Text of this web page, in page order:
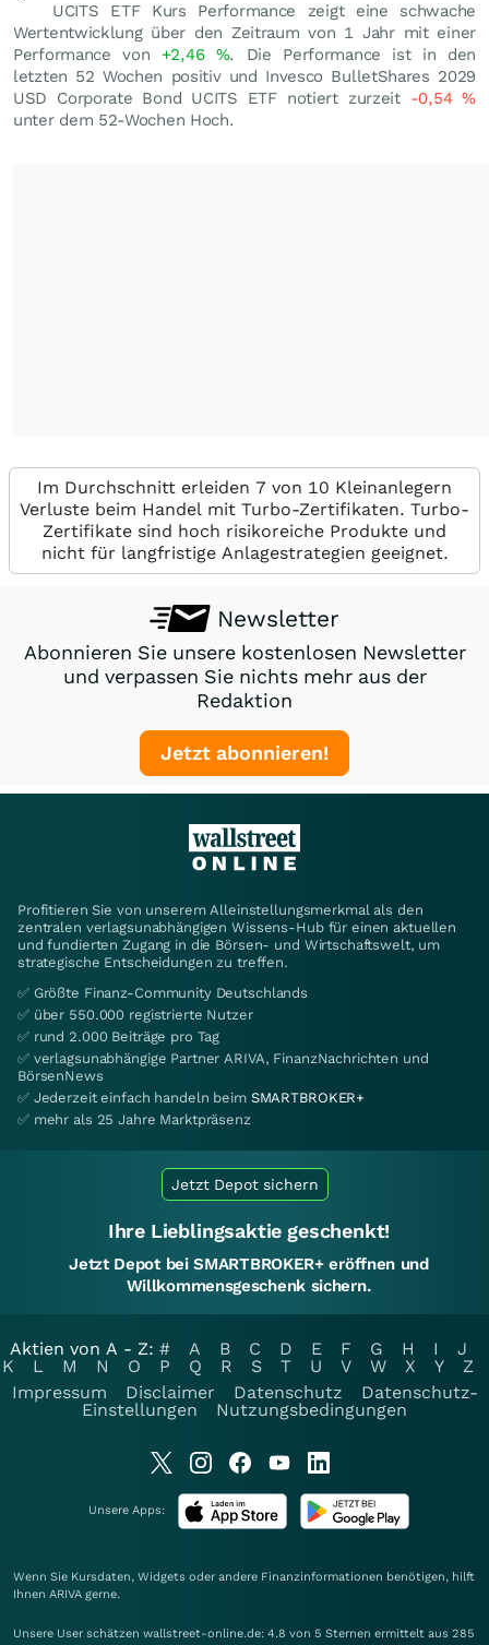
UCITS ETF Kurs Performance zeigt eine schwache
Wertentwicklung über den Zeitraum von 1 Jahr mit einer
Performance von +2,46 %. Die Performance ist in den
letzten 52 Wochen positiv und Invesco BulletShares 2029
USD Corporate Bond UCITS ETF notiert zurzeit -0,54%
unter dem 52-Wochen Hoch.
Im Durchschnitt erleiden 7 von 10 Kleinanlegern
Verluste beim Handel mit Turbo-Zertifikaten. Turbo-
Zertifikate sind hoch risikoreiche Produkte und
nicht für langfristige Anlagestrategien geeignet.
Newsletter
Abonnieren Sie unsere kostenlosen Newsletter
und verpassen Sie nichts mehr aus der
Redaktion
Jetzt abonnieren!
Profitieren Sie von unserem Alleinstellungsmerkmal als den
zentralen verlagsunabhängigen Wissens-Hub für einen aktuellen
und fundierten Zugang in die Börsen- und Wirtschaftswelt, um
strategische Entscheidungen zu treffen.
✅ Größte Finanz-Community Deutschlands
✅ über 550.000 registrierte Nutzer
✅ rund 2.000 Beiträge pro Tag
✅ verlagsunabhängige Partner ARIVA, FinanzNachrichten und
BörsenNews
✅ Jederzeit einfach handeln beim SMARTBROKER+
✅ mehr als 25 Jahre Marktpräsenz
Jetzt Depot sichern
Ihre Lieblingsaktie geschenkt!
Jetzt Depot bei SMARTBROKER+ eröffnen und
Willkommensgeschenk sichern.
Aktien von A - Z: # A B C D E F G H I
J
K
L M N O P Q R S T U V W X Y
Z
Impressum
Disclaimer Datenschutz
Datenschutz-
Einstellungen
Nutzungsbedingungen
Unsere Apps:
Wenn Sie Kursdaten, Widgets oder andere Finanzinformationen benötigen, hilft
Ihnen ARIVA gerne.
Unsere User schätzen wallstreet-online.de: 4.8 von 5 Sternen ermittelt aus 285